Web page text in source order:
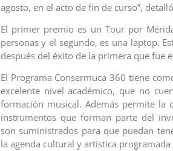
agosto, en el acto de fin de curso”,
El primer premio es un Tour por
personas y el segundo, es una laptop.
después del éxito de la primera que fue
El Programa Consermuca 360 tiene
excelente nivel académico, que no
formación musical. Además permite
instrumentos que forman parte del
son suministrados para que puedan
la agenda cultural y artística